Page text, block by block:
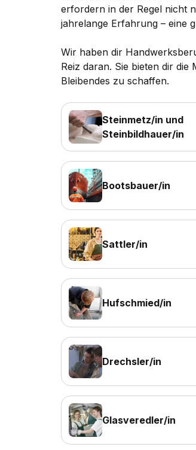
erfordern in der Regel nicht
jahrelange Erfahrung – eine
Wir haben dir
Reiz daran. Sie bieten dir
Bleibendes zu schaffen.
Steinmetz/in und
Steinbildhauer/in
Bootsbauer/in
Sattler/in
Hufschmied/in
Drechsler/in
Glasveredler/in